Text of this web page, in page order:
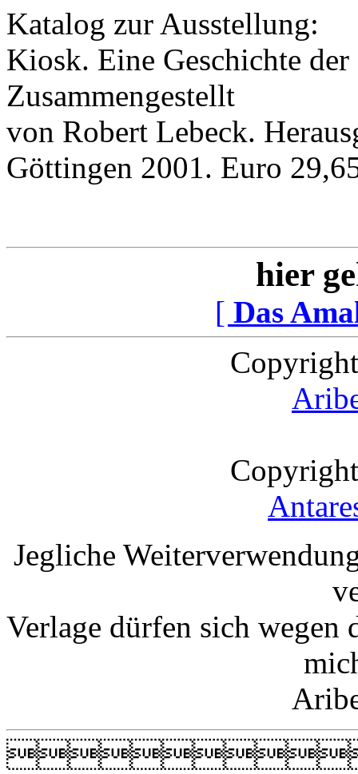
Katalog zur Ausstellung:
Kiosk. Eine Geschichte
Zusammengestellt
von Robert Lebeck.
Göttingen 2001. Euro
hier
[ Das
Jegliche
Verlage dürfen sich wegen